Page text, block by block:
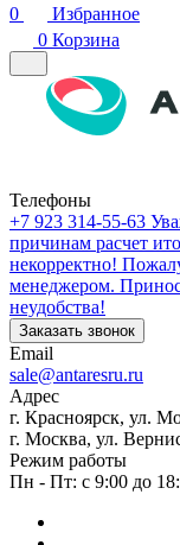
0
Избранное
0 Корзина
Телефоны
+7 923 314-55-63
причинам расчет
некорректно!
менеджером.
неудобства!
Заказать звонок
Email
sale@antaresru.ru
Адрес
г. Красноярск, ул.
г. Москва, ул.
Режим работы
Пн - Пт: с 9:00 до